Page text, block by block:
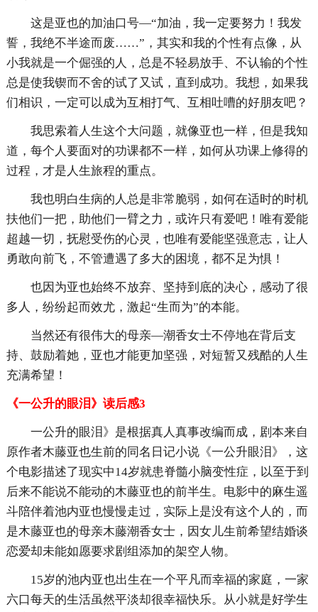
这是亚也的加油口号—“加油，我一定要努力！我发
誓，我绝不半途而废……”，其实和我的个性有点像，从
小我就是一个倔强的人，总是不轻易放手、不认输的个性
总是使我锲而不舍的试了又试，直到成功。我想，如果我
们相识，一定可以成为互相打气、互相吐嘈的好朋友吧？
我思索着人生这个大问题，就像亚也一样，但是我知
道，每个人要面对的功课都不一样，如何从功课上修得的
过程，才是人生旅程的重点。
我也明白生病的人总是非常脆弱，如何在适时的时机
扶他们一把，助他们一臂之力，或许只有爱吧！唯有爱能
超越一切，抚慰受伤的心灵，也唯有爱能坚强意志，让人
勇敢向前飞，不管遭遇了多大的困境，都不足为惧！
也因为亚也始终不放弃、坚持到底的决心，感动了很
多人，纷纷起而效尤，激起“生而为”的本能。
当然还有很伟大的母亲—潮香女士不停地在背后支
持、鼓励着她，亚也才能更加坚强，对短暂又残酷的人生
充满希望！
《一公升的眼泪》读后感3
一公升的眼泪》是根据真人真事改编而成，剧本来自
原作者木藤亚也生前的同名日记小说《一公升眼泪》，这
个电影描述了现实中14岁就患脊髓小脑变性症，以至于到
后来不能说不能动的木藤亚也的前半生。电影中的麻生遥
斗陪伴着池内亚也慢慢走过，实际上是没有这个人的，而
是木藤亚也的母亲木藤潮香女士，因女儿生前希望结婚谈
恋爱却未能如愿要求剧组添加的架空人物。
15岁的池内亚也出生在一个平凡而幸福的家庭，一家
六口每天的生活虽然平淡却很幸福快乐。从小就是好学生